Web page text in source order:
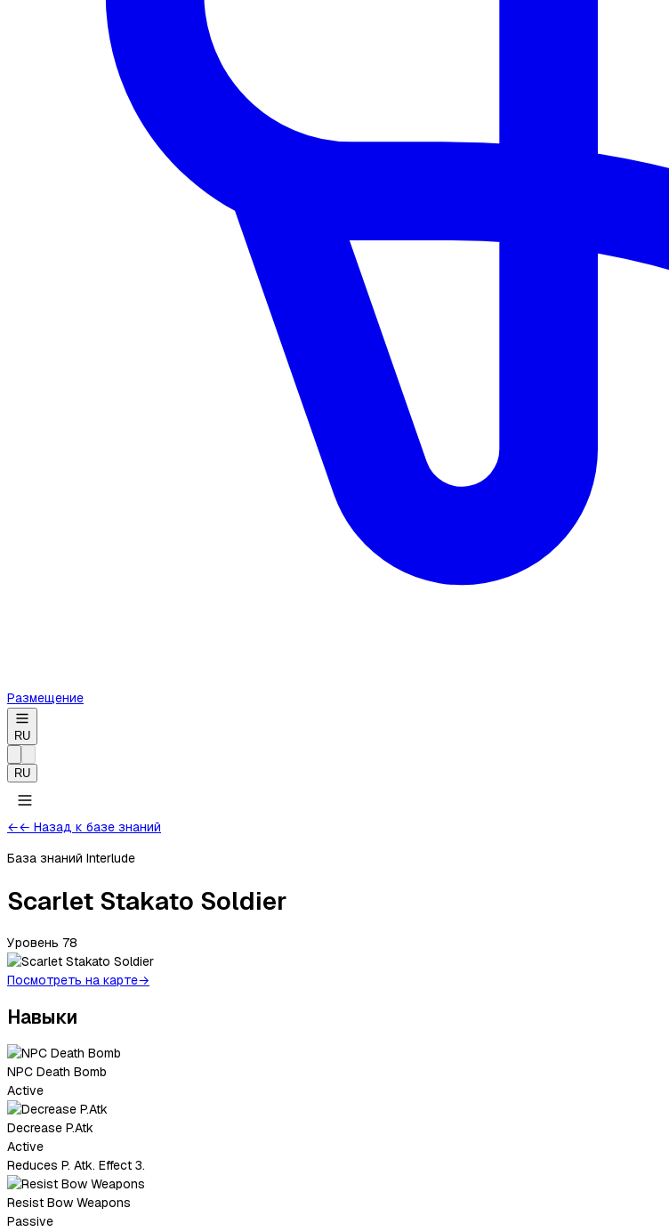
Размещение
RU
RU
←← Назад к базе знаний
База знаний Interlude
Scarlet Stakato Soldier
Уровень 78
Посмотреть на карте→
Навыки
NPC Death Bomb
Active
Decrease P.Atk
Active
Reduces P. Atk. Effect 3.
Resist Bow Weapons
Passive